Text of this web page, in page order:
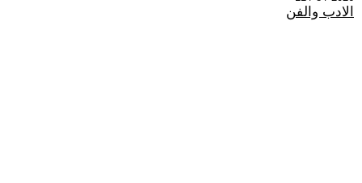
الادب والفن